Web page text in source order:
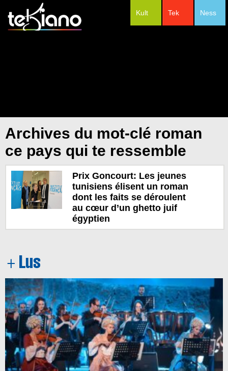
Ness
Tek
Kult
Archives du mot-clé roman
ce pays qui te ressemble
Prix Goncourt: Les jeunes
tunisiens élisent un roman
dont les faits se déroulent
au cœur d’un ghetto juif
égyptien